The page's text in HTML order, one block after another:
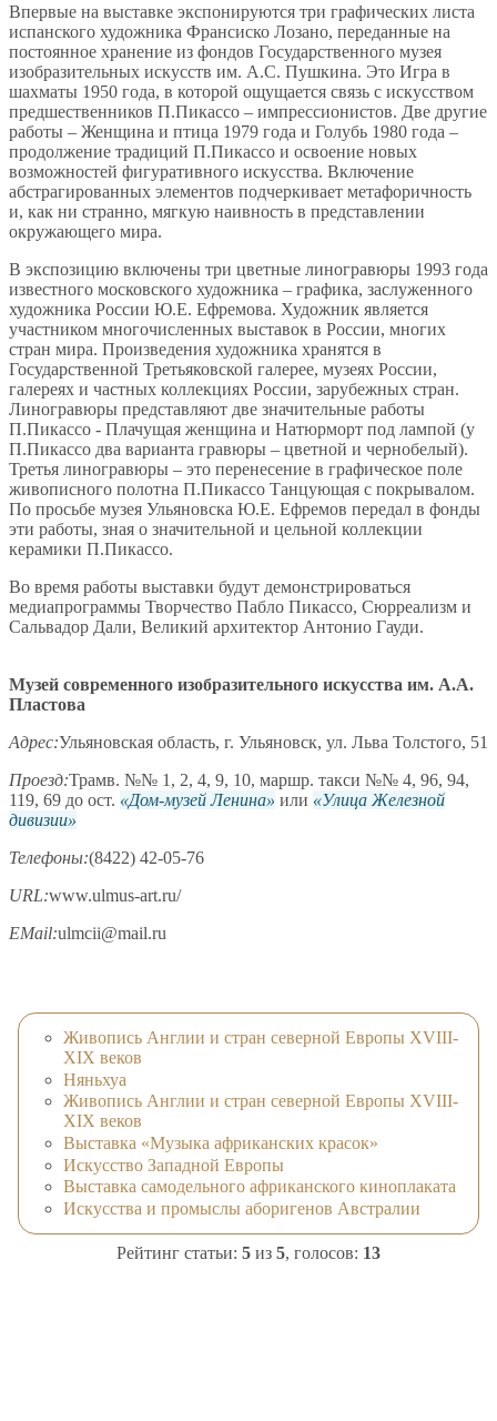
Впервые на выставке экспонируются три графических листа
испанского художника Франсиско Лозано, переданные на
постоянное хранение из фондов Государственного музея
изобразительных искусств им. А.С. Пушкина. Это Игра в
шахматы 1950 года, в которой ощущается связь с искусством
предшественников П.Пикассо – импрессионистов. Две другие
работы – Женщина и птица 1979 года и Голубь 1980 года –
продолжение традиций П.Пикассо и освоение новых
возможностей фигуративного искусства. Включение
абстрагированных элементов подчеркивает метафоричность
и, как ни странно, мягкую наивность в представлении
окружающего мира.
В экспозицию включены три цветные линогравюры 1993 года
известного московского художника – графика, заслуженного
художника России Ю.Е. Ефремова. Художник является
участником многочисленных выставок в России, многих
стран мира. Произведения художника хранятся в
Государственной Третьяковской галерее, музеях России,
галереях и частных коллекциях России, зарубежных стран.
Линогравюры представляют две значительные работы
П.Пикассо - Плачущая женщина и Натюрморт под лампой (у
П.Пикассо два варианта гравюры – цветной и чернобелый).
Третья линогравюры – это перенесение в графическое поле
живописного полотна П.Пикассо Танцующая с покрывалом.
По просьбе музея Ульяновска Ю.Е. Ефремов передал в фонды
эти работы, зная о значительной и цельной коллекции
керамики П.Пикассо.
Во время работы выставки будут демонстрироваться
медиапрограммы Творчество Пабло Пикассо, Сюрреализм и
Сальвадор Дали, Великий архитектор Антонио Гауди.
Музей современного изобразительного искусства им. А.А.
Пластова
Адрес:Ульяновская область, г. Ульяновск, ул. Льва Толстого, 51
Проезд:Трамв. №№ 1, 2, 4, 9, 10, маршр. такси №№ 4, 96, 94,
119, 69 до ост.
Дом-музей Ленина или
Улица Железной
дивизии
Телефоны:(8422) 42-05-76
URL:www.ulmus-art.ru/
EMail:ulmсii@mail.ru
Живопись Англии и стран северной Европы XVIII-
XIX веков
Няньхуа
Живопись Англии и стран северной Европы XVIII-
XIX веков
Выставка «Музыка африканских красок»
Искусство Западной Европы
Выставка самодельного африканского киноплаката
Искусства и промыслы аборигенов Австралии
Рейтинг статьи: 5 из 5, голосов: 13